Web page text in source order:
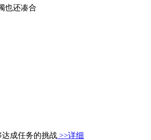
也还凑合
达成任务的挑战 >>详细